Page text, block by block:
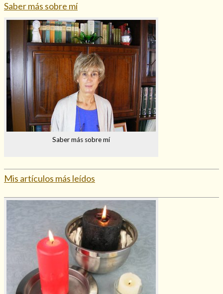
Saber más sobre mí
Saber más sobre mí
Mis artículos más leídos